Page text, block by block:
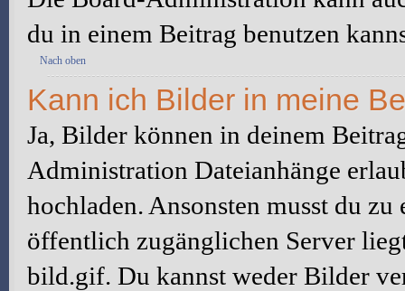
du in einem Beitrag benutzen
Nach oben
Kann ich Bilder in meine
Ja, Bilder können in deinem
Administration Dateianhänge
hochladen. Ansonsten musst du
öffentlich zugänglichen Server
bild.gif. Du kannst weder Bilder